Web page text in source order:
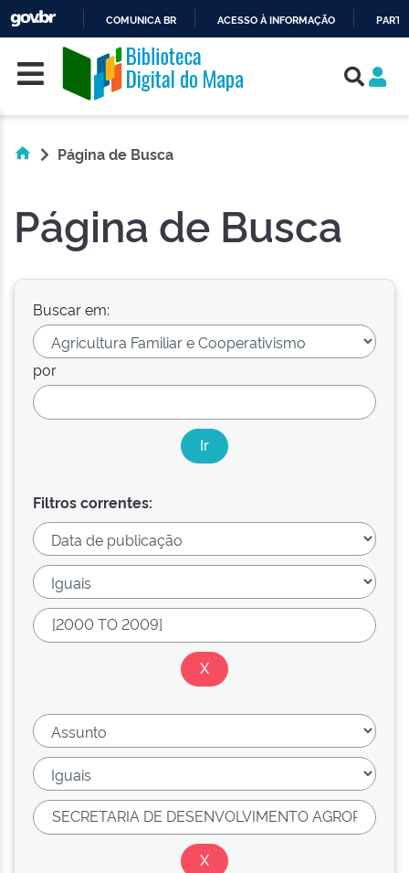
O
CONTEÚDO
COMUNICA BR ACESSO À INFORMAÇÃO
Skip navigation
Página de Busca
Página de Busca
Buscar em:
por
Filtros correntes: